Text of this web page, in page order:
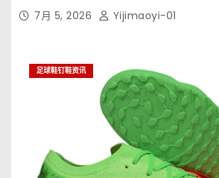
7月 5, 2026 Yijimaoyi-01
足球鞋钉鞋资讯